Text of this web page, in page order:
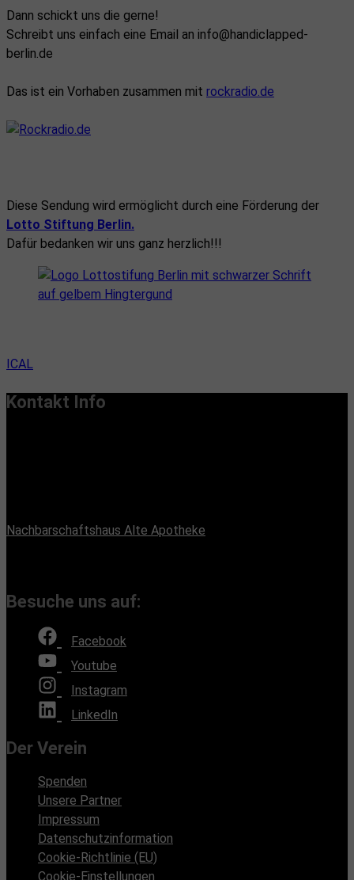
Dann schickt uns die gerne!
Schreibt uns einfach eine Email an info@handiclapped-
berlin.de
Das ist ein Vorhaben zusammen mit rockradio.de
Diese Sendung wird ermöglicht durch eine Förderung der
Lotto Stiftung Berlin.
Dafür bedanken wir uns ganz herzlich!!!
ICAL
Kontakt Info
Nachbarschaftshaus Alte Apotheke
Besuche uns auf:
Facebook
Youtube
Instagram
LinkedIn
Der Verein
Spenden
Unsere Partner
Impressum
Datenschutzinformation
Cookie-Richtlinie (EU)
Cookie-Einstellungen